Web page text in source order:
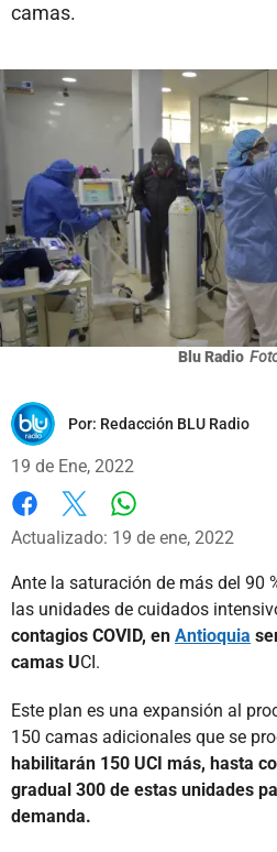
camas.
Blu Radio
Por: Redacción BLU Radio
19 de Ene, 2022
Facebook
X
Actualizado: 19 de ene, 2022
Ante la saturación de más del 90
las unidades de cuidados
contagios COVID, en Antioquia
camas UCI.
Este plan es una expansión al
150 camas adicionales que se
habilitarán 150 UCI más, hasta
gradual 300 de estas unidades
demanda.